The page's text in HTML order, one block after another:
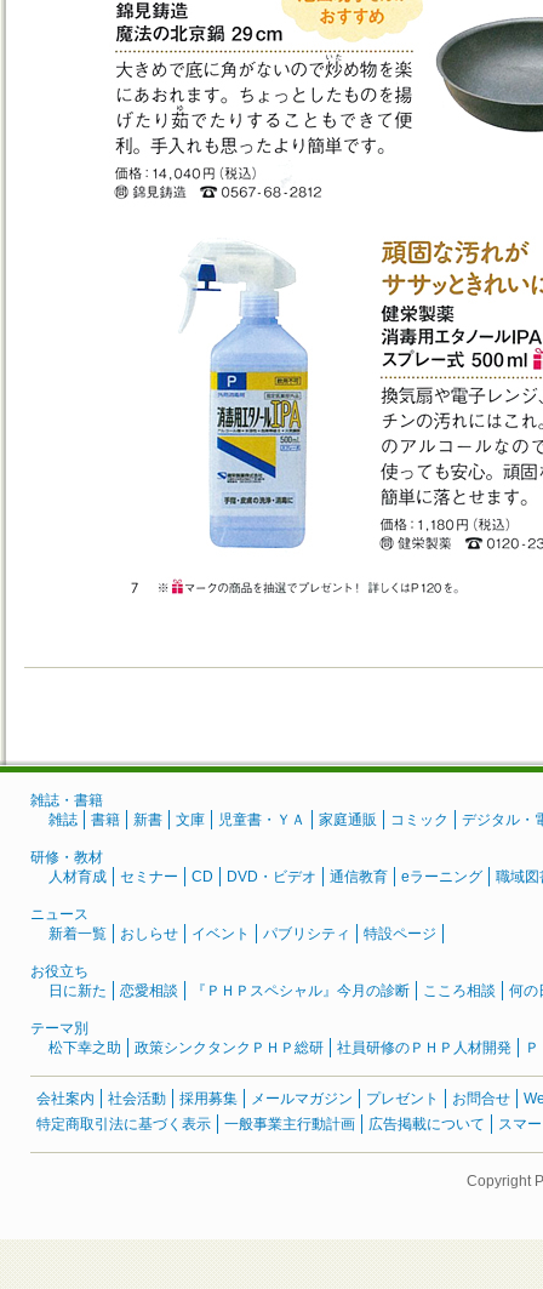
雑誌・書籍
雑誌
書籍 新書 文庫 児童書・ＹＡ 家庭通販 コミック デジタル・
研修・教材
人材育成
セミナー CD DVD・ビデオ 通信教育 eラーニング 職域図
ニュース
新着一覧
おしらせ イベント パブリシティ 特設ページ
お役立ち
日に新た
恋愛相談 『ＰＨＰスペシャル』今月の診断 こころ相談 何の
テーマ別
松下幸之助
政策シンクタンクＰＨＰ総研 社員研修のＰＨＰ人材開発
会社案内 社会活動 採用募集 メールマガジン プレゼント お問合せ
特定商取引法に基づく表示
一般事業主行動計画 広告掲載について スマ
Copyright